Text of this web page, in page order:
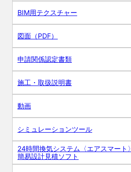
BIM用テクスチャー
図面（PDF）
申請関係認定書類
施工・取扱説明書
動画
シミュレーションツール
24時間換気システム〈エアスマート〉
簡易設計見積ソフト